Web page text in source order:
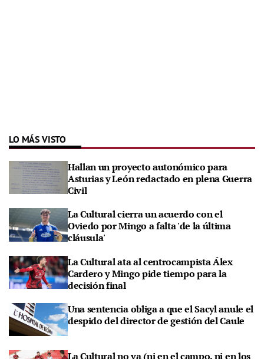
LO MÁS VISTO
Hallan un proyecto autonómico para
Asturias y León redactado en plena Guerra
Civil
La Cultural cierra un acuerdo con el
Oviedo por Mingo a falta 'de la última
cláusula'
La Cultural ata al centrocampista Álex
Cardero y Mingo pide tiempo para la
decisión final
Una sentencia obliga a que el Sacyl anule el
despido del director de gestión del Caule
La Cultural no va (ni en el campo, ni en los